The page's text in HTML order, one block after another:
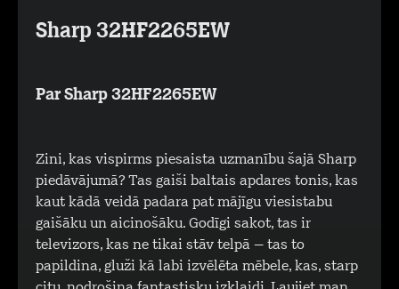
Sharp 32HF2265EW
Par Sharp 32HF2265EW
Zini, kas vispirms piesaista uzmanību šajā Sharp
piedāvājumā? Tas gaiši baltais apdares tonis, kas
kaut kādā veidā padara pat mājīgu viesistabu
gaišāku un aicinošāku. Godīgi sakot, tas ir
televizors, kas ne tikai stāv telpā – tas to
papildina, gluži kā labi izvēlēta mēbele, kas, starp